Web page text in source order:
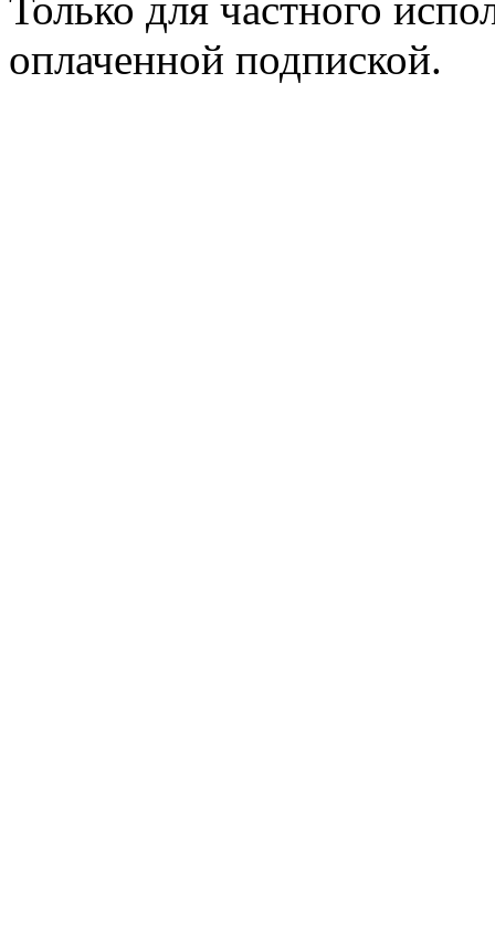
оплаченной подпиской.